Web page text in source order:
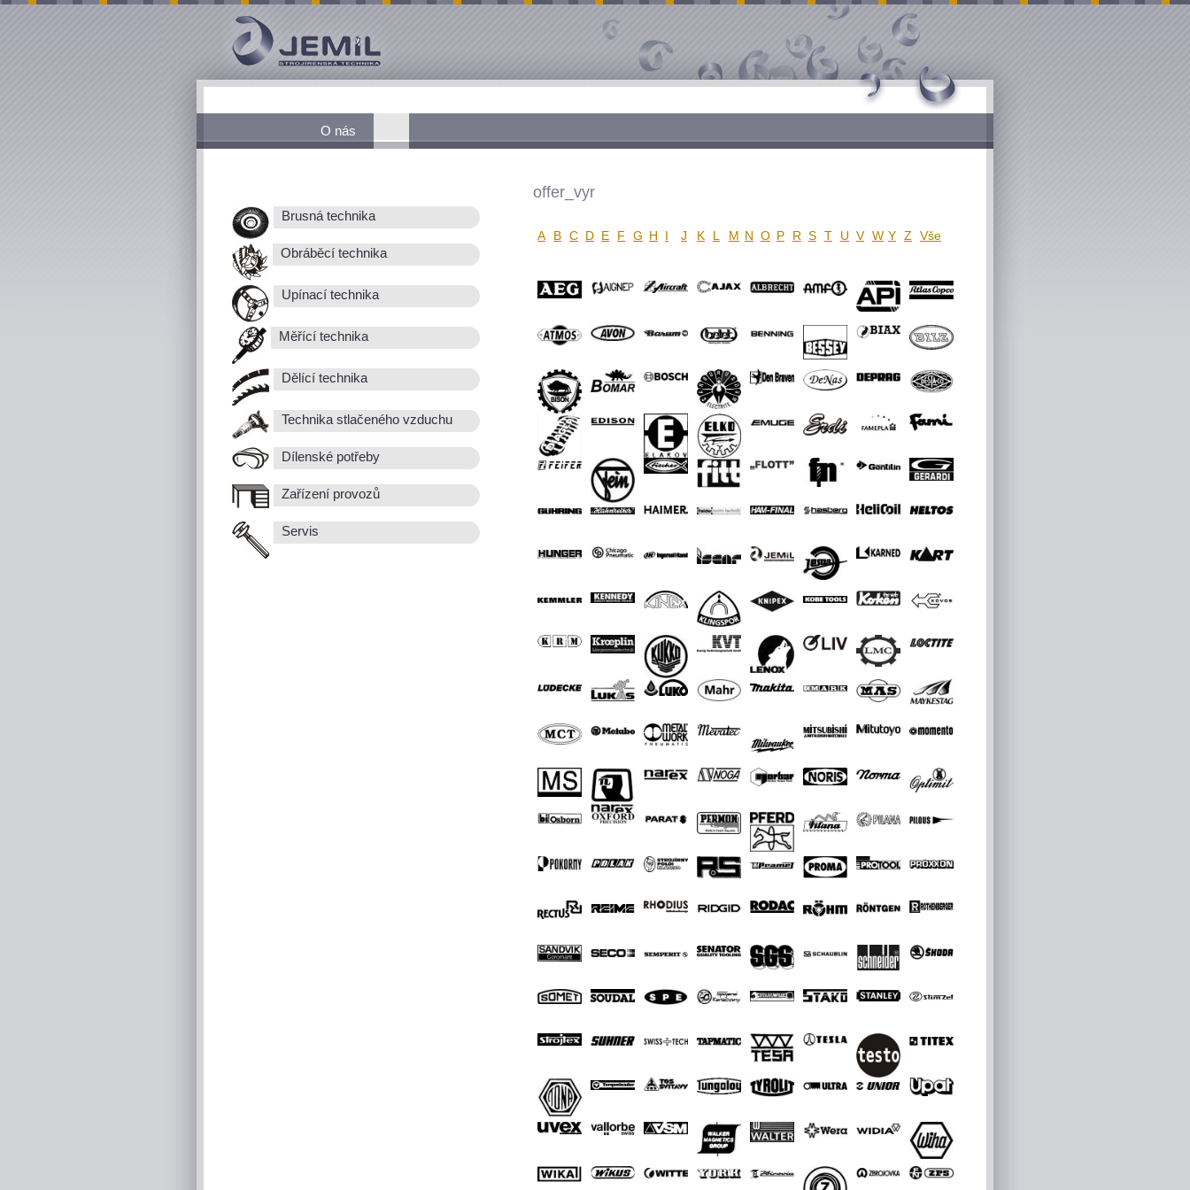
O nás
Brusná technika
Obráběcí technika
Upínací technika
Měřící technika
Dělící technika
Technika stlačeného vzduchu
Dílenské potřeby
Zařízení provozů
Servis
offer_vyr
A B C D E F G H I J K L M N O P R S T U V W Y Z Vše